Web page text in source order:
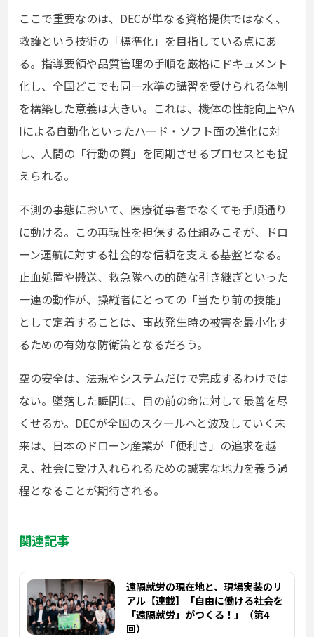
ここで重要なのは、DECが単なる資格提供ではなく、
救護という技術の「標準化」を目指している点にあ
る。指導要領や品質管理の手順を厳格にドキュメント
化し、全国どこでも同一水準の講習を受けられる体制
を構築した意義は大きい。これは、機体の性能向上やA
Iによる自動化といったハード・ソフト面の進化に対
し、人間の「行動の質」を同期させるプロセスとも捉
えられる。
不測の事態において、医療従事者でなくても手順通り
に動ける。この再現性を担保する仕組みこそが、ドロ
ーン運航に対する社会的な信頼を支える基盤となる。
止血処置や搬送、救急隊への的確な引き継ぎといった
一連の動作が、操縦者にとっての「当たり前の技能」
として定着することは、事故発生時の被害を最小化す
るための有効な防衛策となるだろう。
空の安全は、法規やシステムだけで完成するわけでは
ない。墜落した瞬間に、目の前の命に対して最善を尽
くせるか。DECが全国のスクールへと波及していく未
来は、日本のドローン産業が「便利さ」の追求を越
え、社会に受け入れられるための誠実な地力を養う過
程となることが期待される。
関連記事
遠隔就労の現在地と、現場実装のリ
アル【連載】「自由に働ける社会を
「遠隔就労」がつくる！」（第4
回）